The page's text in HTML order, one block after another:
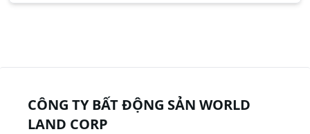
CÔNG TY BẤT ĐỘNG SẢN WORLD
LAND CORP